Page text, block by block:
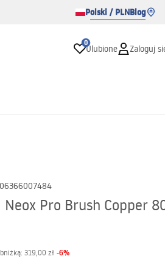
Polski / PLNBlog
0
Ulubione Zaloguj
Pro Brush Copper
319,00 zł -6%